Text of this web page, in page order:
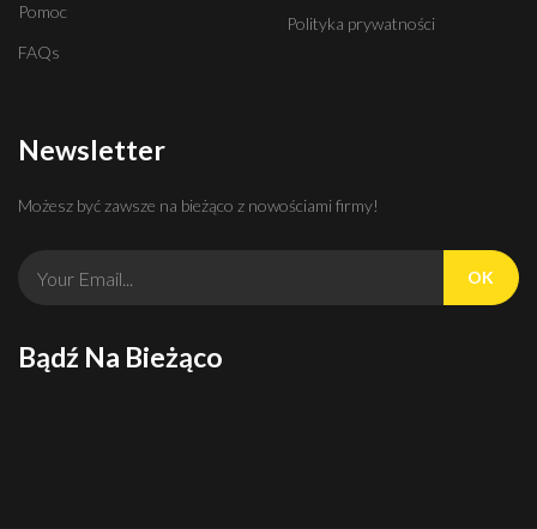
Pomoc
FAQs
Polityka prywatności
Newsletter
Możesz być zawsze na bieżąco z nowościami firmy!
OK
Bądź Na Bieżąco